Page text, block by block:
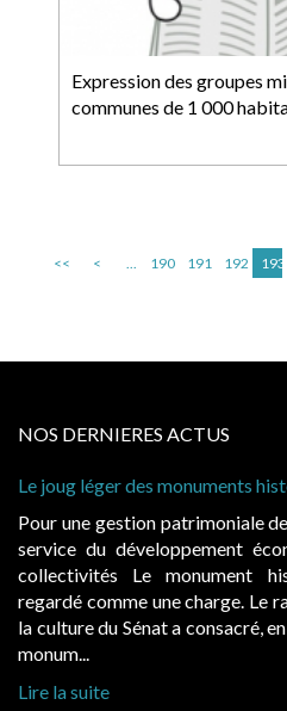
Expression des groupes
communes de 1 000
<< < ... 190 191 192 193
NOS DERNIERES ACTUS
historiques
des monuments historiques au
et touristique des
historique a longtemps été
rapport que la commission de
en juillet 2026, à la gestion des